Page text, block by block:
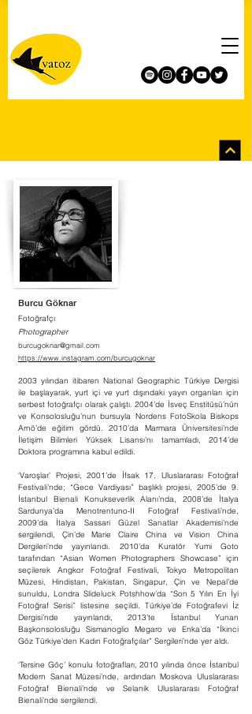
Burcu Göknar
Fotoğrafçı
Photographer
burcugoknar@gmail.com
https://www.instagram.com/burcugoknar
2003 yılından itibaren National Geographic Türkiye Dergisi
ile başlayarak, yurt içi ve yurt dışındaki yayın organları için
serbest fotoğrafçı olarak çalıştı. 2004’de İsveç Enstitüsü’nün
ve Konsolosluğu’nun bursuyla Nordens FotoSkola Biskops
Arnö’de eğitim gördü. 2010’da Marmara Üniversitesi’nde
İletişim Bilimleri Yüksek Lisansı’nı tamamladı, 2014’de
Doktora programına kabul edildi.
‘Varoşlar’ Projesi, 2001’de İfsak 17. Uluslararası Fotoğraf
Festivali’nde; “Gece Vardiyası” başlıklı projesi, 2005’de 9.
İstanbul Bienali Konukseverlik Alanı’nda, 2008’de İtalya
Sardunya’da Menotrentuno-II Fotoğraf Festivali’nde,
2009’da İtalya Sassari Güzel Sanatlar Akademisi’nde
sergilendi, Çin’de Marie Claire China ve Vision China
Dergileri’nde yayınlandı. 2010’da Kuratör Yumi Goto
tarafından “Asian Women Photographers Showcase” için
seçilerek Angkor Fotoğraf Festivali, Tokyo Metropolitan
Müzesi, Hindistan, Pakistan, Singapur, Çin ve Nepal’de
sunuldu, Londra Slideluck Potshhow’da “Son 5 Yılın En İyi
Fotoğraf Serisi” listesine seçildi. Türkiye’de Fotoğrafevi İz
Dergisi’nde yayınlandı, 2013’te İstanbul Yunan
Başkonsolosluğu Sismanoglio Megaro ve Enka’da “İkinci
Göz Türkiye’den Kadın Fotoğrafçılar” Sergileri’nde yer aldı.
‘Tersine Göç’ konulu fotoğrafları, 2010 yılında önce İstanbul
Modern Sanat Müzesi’nde, ardından Moskova Uluslararası
Fotoğraf Bienali’nde ve Selanik Uluslararası Fotoğraf
Bienali’nde sergilendi.